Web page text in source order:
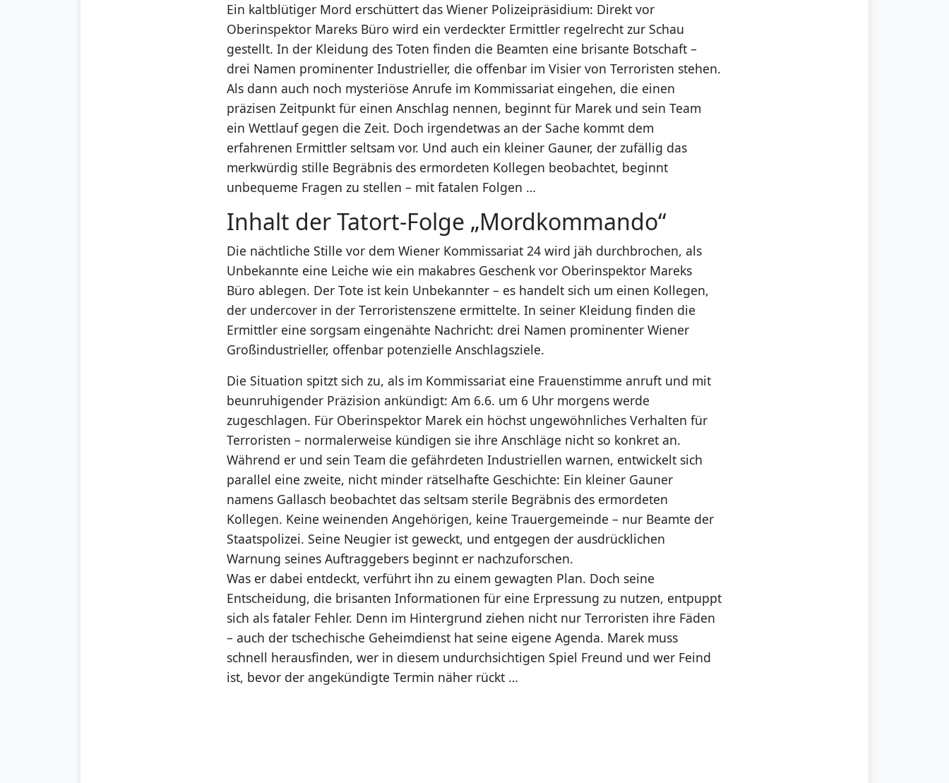
Ein kaltblütiger Mord erschüttert das Wiener Polizeipräsidium: Direkt vor
Oberinspektor Mareks Büro wird ein verdeckter Ermittler regelrecht zur Schau
gestellt. In der Kleidung des Toten finden die Beamten eine brisante Botschaft –
drei Namen prominenter Industrieller, die offenbar im Visier von Terroristen stehen.
Als dann auch noch mysteriöse Anrufe im Kommissariat eingehen, die einen
präzisen Zeitpunkt für einen Anschlag nennen, beginnt für Marek und sein Team
ein Wettlauf gegen die Zeit. Doch irgendetwas an der Sache kommt dem
erfahrenen Ermittler seltsam vor. Und auch ein kleiner Gauner, der zufällig das
merkwürdig stille Begräbnis des ermordeten Kollegen beobachtet, beginnt
unbequeme Fragen zu stellen – mit fatalen Folgen …
Inhalt der Tatort-Folge „Mordkommando“
Die nächtliche Stille vor dem Wiener Kommissariat 24 wird jäh durchbrochen, als
Unbekannte eine Leiche wie ein makabres Geschenk vor Oberinspektor Mareks
Büro ablegen. Der Tote ist kein Unbekannter – es handelt sich um einen Kollegen,
der undercover in der Terroristenszene ermittelte. In seiner Kleidung finden die
Ermittler eine sorgsam eingenähte Nachricht: drei Namen prominenter Wiener
Großindustrieller, offenbar potenzielle Anschlagsziele.
Die Situation spitzt sich zu, als im Kommissariat eine Frauenstimme anruft und mit
beunruhigender Präzision ankündigt: Am 6.6. um 6 Uhr morgens werde
zugeschlagen. Für Oberinspektor Marek ein höchst ungewöhnliches Verhalten für
Terroristen – normalerweise kündigen sie ihre Anschläge nicht so konkret an.
Während er und sein Team die gefährdeten Industriellen warnen, entwickelt sich
parallel eine zweite, nicht minder rätselhafte Geschichte: Ein kleiner Gauner
namens Gallasch beobachtet das seltsam sterile Begräbnis des ermordeten
Kollegen. Keine weinenden Angehörigen, keine Trauergemeinde – nur Beamte der
Staatspolizei. Seine Neugier ist geweckt, und entgegen der ausdrücklichen
Warnung seines Auftraggebers beginnt er nachzuforschen.
Was er dabei entdeckt, verführt ihn zu einem gewagten Plan. Doch seine
Entscheidung, die brisanten Informationen für eine Erpressung zu nutzen, entpuppt
sich als fataler Fehler. Denn im Hintergrund ziehen nicht nur Terroristen ihre Fäden
– auch der tschechische Geheimdienst hat seine eigene Agenda. Marek muss
schnell herausfinden, wer in diesem undurchsichtigen Spiel Freund und wer Feind
ist, bevor der angekündigte Termin näher rückt …